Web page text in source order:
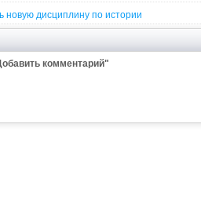
новую дисциплину по истории
комментарий"